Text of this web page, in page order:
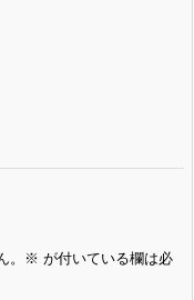
※ が付いている欄は必